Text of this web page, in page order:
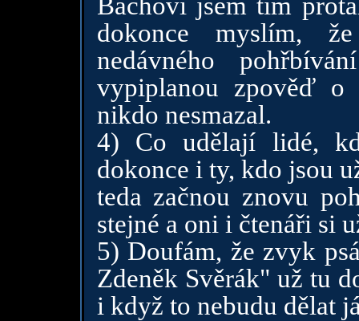
dokonce myslím,
nedávného
vypiplanou zpověď o
nikdo nesmazal.
4) Co udělají lidé,
dokonce i ty, kdo jsou
teda začnou znovu
stejné a oni i čtenáři si
5) Doufám, že zvyk
Zdeněk Svěrák" už tu
i když to nebudu dělat